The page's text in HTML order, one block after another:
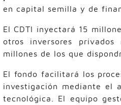
en capital semilla y de
El CDTI inyectará 15
otros inversores
millones de los que
El fondo facilitará los
investigación mediante el
tecnológica. El equipo